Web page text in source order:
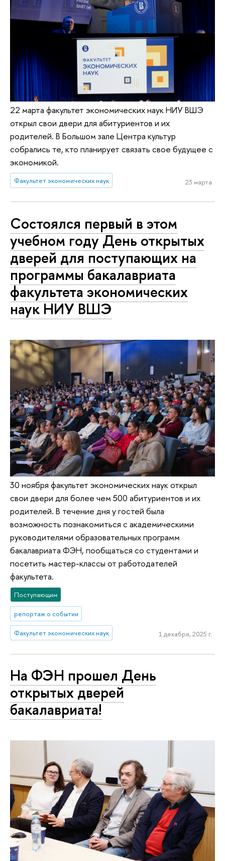
22 марта факультет экономических наук НИУ ВШЭ
открыл свои двери для абитуриентов и их
родителей. В Большом зале Центра культур
собрались те, кто планирует связать свое будущее с
экономикой.
Факультет экономических наук 23 марта
Состоялся первый в этом
учебном году День открытых
дверей для поступающих на
программы бакалавриата
факультета экономических
наук НИУ ВШЭ
30 ноября факультет экономических наук открыл
свои двери для более чем 500 абитуриентов и их
родителей. В течение дня у гостей была
возможность познакомиться с академическими
руководителями образовательных программ
бакалавриата ФЭН, пообщаться со студентами и
посетить мастер-классы от работодателей
факультета.
Поступающим
репортаж о событии
Факультет экономических наук 1 декабря, 2025 г.
На ФЭН прошел День
открытых дверей
бакалавриата!